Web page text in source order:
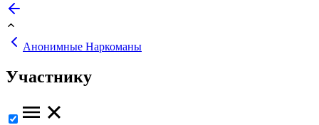
Анонимные Наркоманы
Участнику